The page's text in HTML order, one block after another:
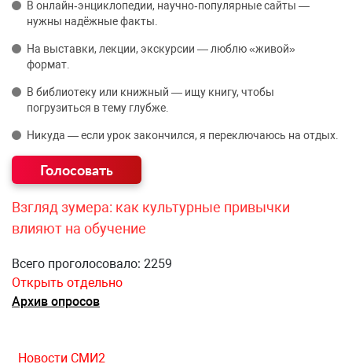
В онлайн‑энциклопедии, научно‑популярные сайты —
нужны надёжные факты.
На выставки, лекции, экскурсии — люблю «живой»
формат.
В библиотеку или книжный — ищу книгу, чтобы
погрузиться в тему глубже.
Никуда — если урок закончился, я переключаюсь на отдых.
Взгляд зумера: как культурные привычки
влияют на обучение
Всего проголосовало: 2259
Открыть отдельно
Архив опросов
Новости СМИ2